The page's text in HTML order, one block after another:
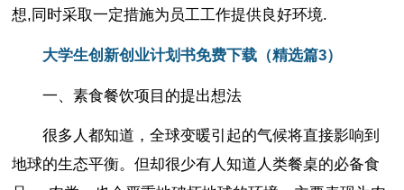
想,同时采取一定措施为员工工作提供良好环境.
大学生创新创业计划书免费下载（精选篇3）
一、素食餐饮项目的提出想法
很多人都知道，全球变暖引起的气候将直接影响到
地球的生态平衡。但却很少有人知道人类餐桌的必备食